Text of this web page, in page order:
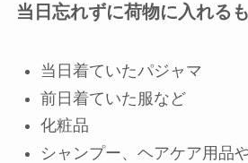
当日忘れずに荷物に入れる
当日着ていたパジャマ
前日着ていた服など
化粧品
シャンプー、ヘアケア用品